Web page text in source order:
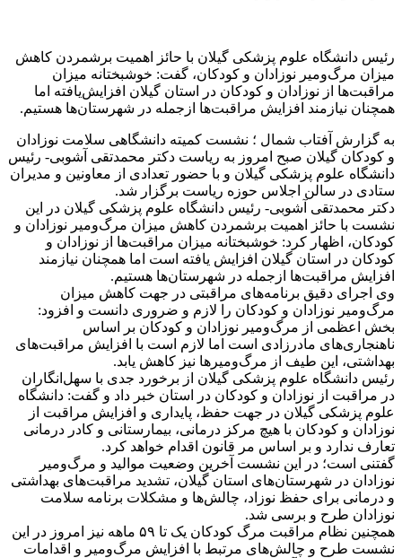
رئیس دانشگاه علوم پزشکی گیلان با حائز اهمیت برشمردن کاهش
میزان مرگ‌ومیر نوزادان و کودکان، گفت: خوشبختانه میزان
مراقبت‌ها از نوزادان و کودکان در استان گیلان افزایش‌یافته اما
همچنان نیازمند افزایش مراقبت‌ها ازجمله در شهرستان‌ها هستیم.
به گزارش آفتاب شمال ؛ نشست کمیته دانشگاهی سلامت نوزادان
و کودکان گیلان صبح امروز به ریاست دکتر محمدتقی آشوبی- رئیس
دانشگاه علوم پزشکی گیلان و با حضور تعدادی از معاونین و مدیران
ستادی در سالن اجلاس حوزه ریاست برگزار شد.
دکتر محمدتقی آشوبی- رئیس دانشگاه علوم پزشکی گیلان در این
نشست با حائز اهمیت برشمردن کاهش میزان مرگ‌ومیر نوزادان و
کودکان، اظهار کرد: خوشبختانه میزان مراقبت‌ها از نوزادان و
کودکان در استان گیلان افزایش‌ یافته است اما همچنان نیازمند
افزایش مراقبت‌ها ازجمله در شهرستان‌ها هستیم.
وی اجرای دقیق برنامه‌های مراقبتی در جهت کاهش میزان
مرگ‌ومیر نوزادان و کودکان را لازم و ضروری دانست و افزود:
بخش اعظمی از مرگ‌ومیر نوزادان و کودکان بر اساس
ناهنجاری‌های مادرزادی است اما لازم است با افزایش مراقبت‌های
بهداشتی، این طیف از مرگ‌ومیرها نیز کاهش یابد.
رئیس دانشگاه علوم پزشکی گیلان از برخورد جدی با سهل‌انگاران
در مراقبت از نوزادان و کودکان در استان خبر داد و گفت: دانشگاه
علوم پزشکی گیلان در جهت حفظ، پایداری و افزایش مراقبت از
نوزادان و کودکان با هیچ مرکز درمانی، بیمارستانی و کادر درمانی
تعارف ندارد و بر اساس مر قانون اقدام خواهد کرد.
گفتنی است؛ در این نشست آخرین وضعیت موالید و مرگ‌ومیر
نوزادان در شهرستان‌های استان گیلان، تشدید مراقبت‌های بهداشتی
و درمانی برای حفظ نوزاد، چالش‌ها و مشکلات برنامه سلامت
نوزادان طرح و برسی شد.
همچنین نظام مراقبت مرگ کودکان یک تا ۵۹ ماهه نیز امروز در این
نشست طرح و چالش‌های مرتبط با افزایش مرگ‌ومیر و اقدامات